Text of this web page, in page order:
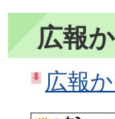
広報
広報